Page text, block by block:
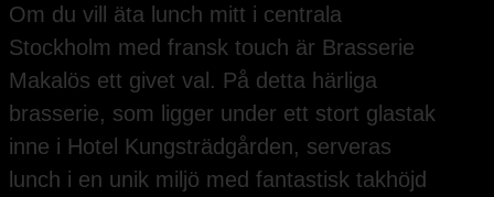
Om du vill äta lunch mitt i centrala
Stockholm med fransk touch är Brasserie
Makalös ett givet val. På detta härliga
brasserie, som ligger under ett stort glastak
inne i Hotel Kungsträdgården, serveras
lunch i en unik miljö med fantastisk takhöjd